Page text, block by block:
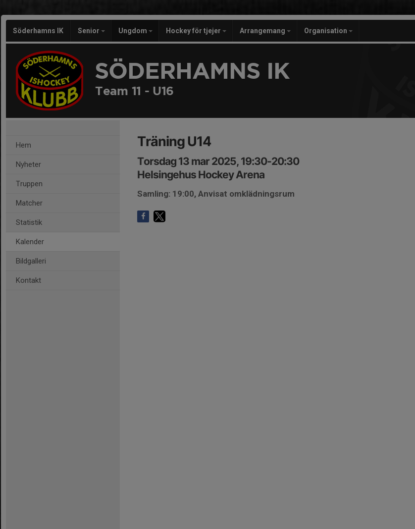
Söderhamns IK Senior Ungdom Hockey för tjejer Arrangemang Organisation
SÖDERHAMNS IK
Team 11 - U16
Hem
Nyheter
Truppen
Matcher
Statistik
Kalender
Bildgalleri
Kontakt
Träning U14
Torsdag 13 mar 2025, 19:30-20:30
Helsingehus Hockey Arena
Samling: 19:00, Anvisat omklädningsrum